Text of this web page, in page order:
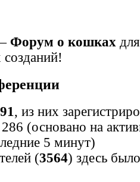
Форум о кошках
созданий!
, из них
(основано на
5 минут)
(3564) здесь